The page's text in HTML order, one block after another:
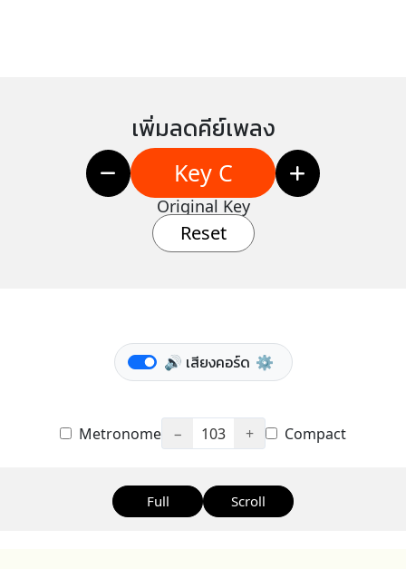
เพิ่มลดคีย์เพลง
Key C
Original Key
Reset
🔊 เสียงคอร์ด ⚙️
Metronome − 103 + Compact
Full Scroll